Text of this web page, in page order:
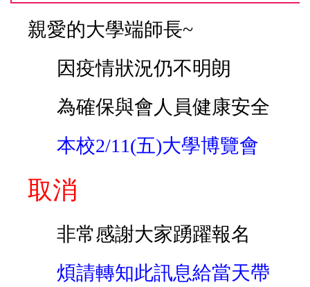
親愛的大學端師長~
因疫情狀況仍不明朗
為確保與會人員健康安全
本校2/11(五)大學博覽會
取消
非常感謝大家踴躍報名
煩請轉知此訊息給當天帶